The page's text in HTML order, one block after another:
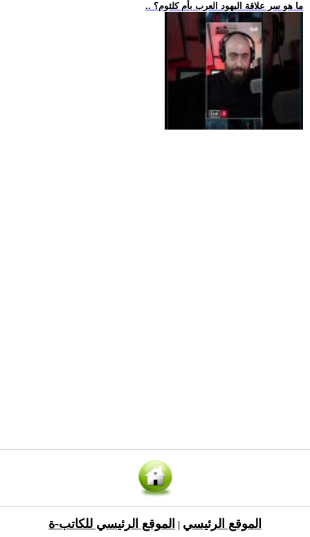
.. ما هو سر علاقة اليهود العرب بأم كلثوم؟
الموقع الرئيسي الموقع الرئيسي للكاتب-ة